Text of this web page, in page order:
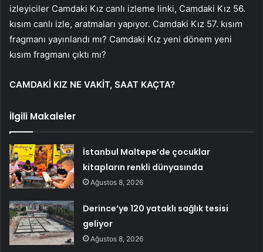
izleyiciler Camdaki Kız canlı izleme linki, Camdaki Kız 56.
kısım canlı izle, aratmaları yapıyor. Camdaki Kız 57. kısım
fragmanı yayınlandı mı? Camdaki Kız yeni dönem yeni
kısım fragmanı çıktı mı?
CAMDAKİ KIZ NE VAKİT, SAAT KAÇTA?
İlgili Makaleler
İstanbul Maltepe’de çocuklar
kitapların renkli dünyasında
Ağustos 8, 2026
Derince’ye 120 yataklı sağlık tesisi
geliyor
Ağustos 8, 2026